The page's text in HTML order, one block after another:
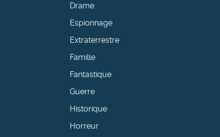
Drame
Espionnage
Extraterrestre
Famille
Fantastique
Guerre
Historique
Horreur